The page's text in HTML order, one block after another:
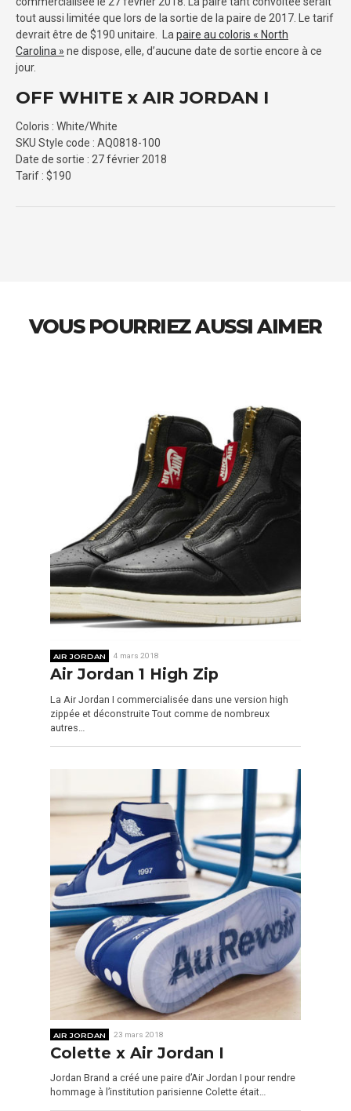
tout aussi limitée que lors de la sortie de la paire de 2017. Le tarif
devrait être de $190 unitaire. La paire au coloris « North
Carolina » ne dispose, elle, d’aucune date de sortie encore à ce
jour.
OFF WHITE x AIR JORDAN I
Coloris : White/White
SKU Style code : AQ0818-100
Date de sortie : 27 février 2018
Tarif : $190
VOUS POURRIEZ AUSSI AIMER
AIR JORDAN 4 mars 2018
Air Jordan 1 High Zip
La Air Jordan I commercialisée dans une version high
zippée et déconstruite Tout comme de nombreux
autres…
AIR JORDAN 23 mars 2018
Colette x Air Jordan I
Jordan Brand a créé une paire d’Air Jordan I pour rendre
hommage à l’institution parisienne Colette était…